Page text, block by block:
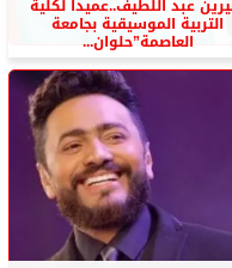
عبد اللطيف..عميدا لكلية
التربية الموسيقية بجامعة
العاصمة”حلوان...